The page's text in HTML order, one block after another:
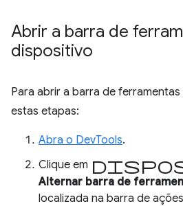
Abrir a barra de
dispositivo
Para abrir a barra de
estas etapas:
Abra o DevTools.
Clique em
Alternar barra de
localizada na barra de